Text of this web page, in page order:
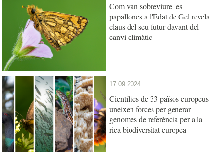
Com van sobreviure les
papallones a l'Edat de Gel revela
claus del seu futur davant del
canvi climàtic
17.09.2024
Científics de 33 països europeus
uneixen forces per generar
genomes de referència per a la
rica biodiversitat europea